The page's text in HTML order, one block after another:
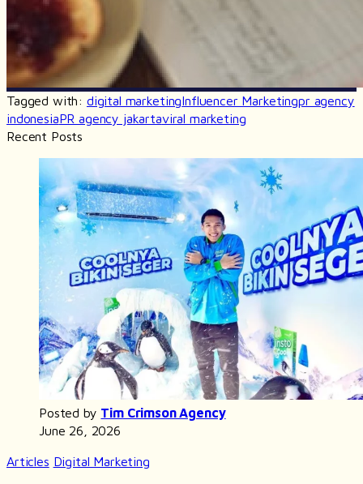
Tagged with: digital marketingInfluencer Marketingpr agency
indonesiaPR agency jakartaviral marketing
Recent Posts
Posted by Tim Crimson Agency
June 26, 2026
Articles Digital Marketing